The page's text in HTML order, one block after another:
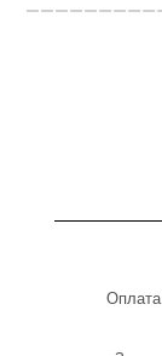
Оплата